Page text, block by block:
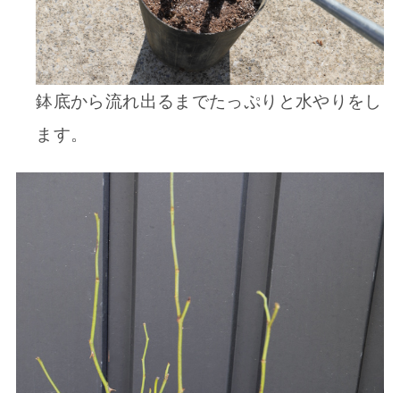
鉢底から流れ出るまでたっぷりと水やりをし
ます。